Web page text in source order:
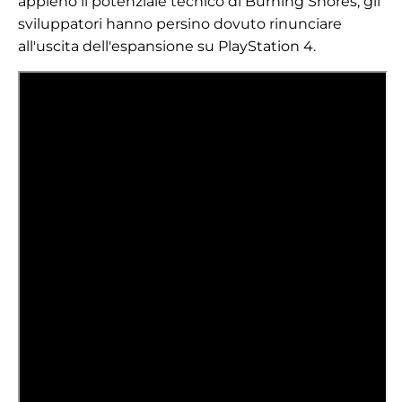
sviluppatori hanno persino dovuto rinunciare
all'uscita dell'espansione su PlayStation 4.